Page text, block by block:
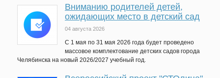
Вниманию родителей детей,
ожидающих место в детский сад
04 августа 2026
C 1 мая по 31 мая 2026 года будет проведено
массовое комплектование детских садов города
Челябинска на новый 2026/2027 учебный год.